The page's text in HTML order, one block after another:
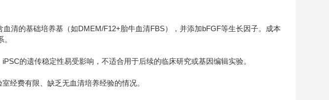
清的基础培养基（如DMEM/F12+胎牛血清FBS），并添加bFGF等生长因子。成本
的遗传稳定性易受影响，不适合用于后续的临床研究或基因编辑实验。
经费有限、缺乏无血清培养经验的情况。